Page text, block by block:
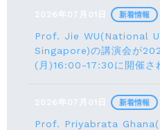
2026年07月01日
Prof. Jie WU(National
Singapore)の講演会が
(月)16:00-17:30に開催さ
新着情報
2026年07月01日
Prof. Priyabrata
新着情報